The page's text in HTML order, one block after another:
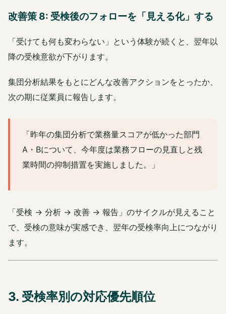
改善策 8: 受検後のフォローを「見える化」する
「受けても何も変わらない」という体験が続くと、翌年以
降の受検意欲が下がります。
集団分析結果をもとにどんな改善アクションをとったか、
次の期に従業員に報告します。
「昨年の集団分析で業務量スコアが低かった部門
A・Bについて、今年度は業務フローの見直しと残
業時間の抑制措置を実施しました。」
「受検 → 分析 → 改善 → 報告」のサイクルが見えること
で、受検の意味が実感でき、翌年の受検率向上につながり
ます。
3. 受検率別の対応優先順位